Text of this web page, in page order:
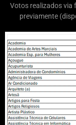
Votos realizados via
previamente